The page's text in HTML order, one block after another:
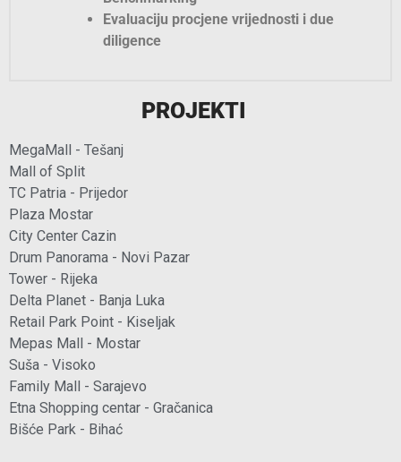
Evaluaciju procjene vrijednosti i due
diligence
PROJEKTI
MegaMall - Tešanj
Mall of Split
TC Patria - Prijedor
Plaza Mostar
City Center Cazin
Drum Panorama - Novi Pazar
Tower - Rijeka
Delta Planet - Banja Luka
Retail Park Point - Kiseljak
Mepas Mall - Mostar
Suša - Visoko
Family Mall - Sarajevo
Etna Shopping centar - Gračanica
Bišće Park - Bihać